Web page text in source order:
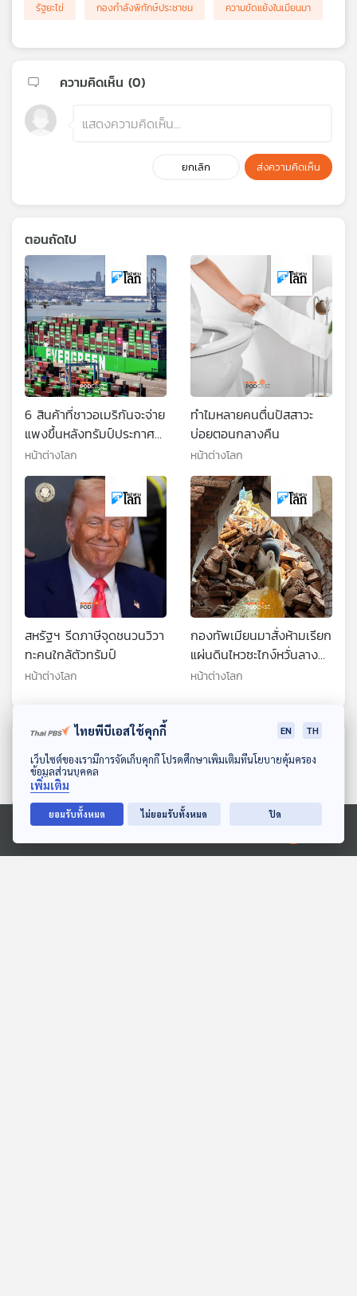
ดาวน์โหลด Thai PBS Podcast Application
Ⓒ 2020 องค์การกระจายเสียงและแพร่ภาพสาธารณะแห่งประเทศไทย
รัฐยะไข่
กองกำลังพิทักษ์ประชาชน ความขัดแย้งในเมียนมา
ความคิดเห็น (0)
ยกเลิก ส่งความคิดเห็น
ตอนถัดไป
6 สินค้าที่ชาวอเมริกันจะจ่าย
แพงขึ้นหลังทรัมป์ประกาศ
นโยบายภาษีทั่วโลก
หน้าต่างโลก
ทำไมหลายคนตื่นปัสสาวะ
บ่อยตอนกลางคืน
หน้าต่างโลก
สหรัฐฯ รีดภาษีจุดชนวนวิวา
ทะคนใกล้ตัวทรัมป์
หน้าต่างโลก
กองทัพเมียนมาสั่งห้ามเรียก
แผ่นดินไหวซะไกง์หวั่นลาง
ร้าย
หน้าต่างโลก
ตอนที่เกี่ยวข้อง
ไทยพีบีเอสใช้คุกกี้ EN TH
เว็บไซต์ของเรามีการจัดเก็บคุกกี้ โปรดศึกษาเพิ่มเติมที่นโยบายคุ้มครอง
ข้อมูลส่วนบุคคล
เพิ่มเติม
ยอมรับทั้งหมด ไม่ยอมรับทั้งหมด ปิด